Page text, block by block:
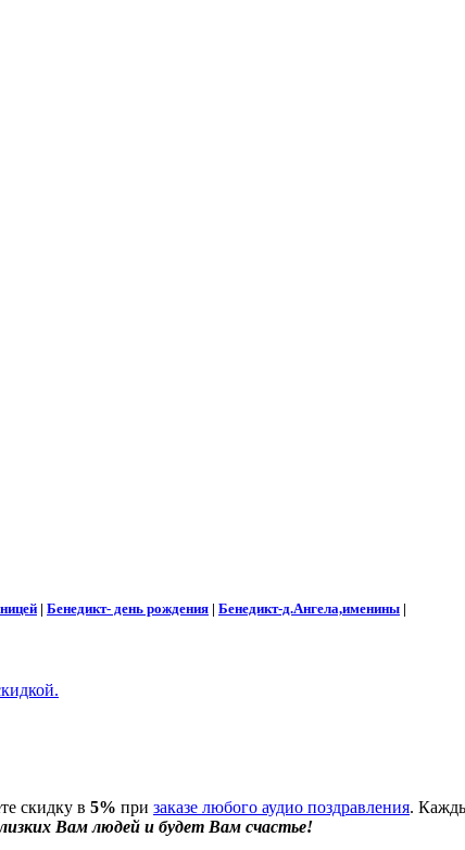
| Бенедикт- день рождения | Бенедикт-д.Ангела,именины |
скидку в 5% при заказе любого аудио поздравления.
Вам людей и будет Вам счастье!